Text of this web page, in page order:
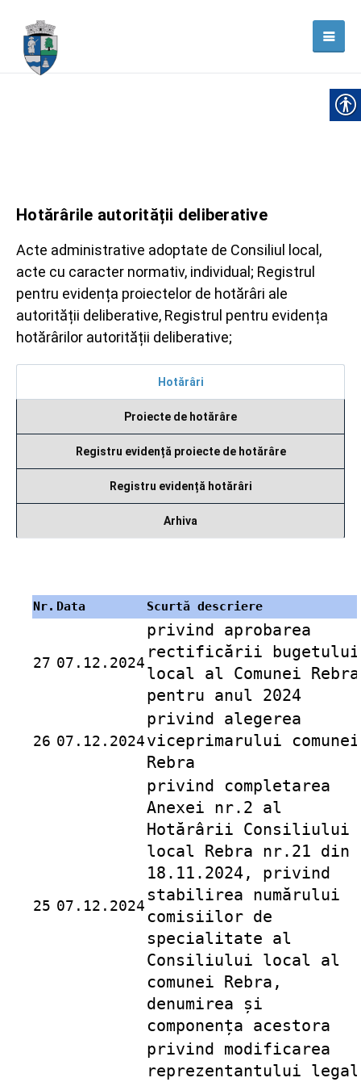
Hotărârile autorității deliberative
Acte administrative adoptate de Consiliul local,
acte cu caracter normativ, individual; Registrul
pentru evidența proiectelor de hotărâri ale
autorității deliberative, Registrul pentru evidența
hotărârilor autorității deliberative;
Hotărâri
Proiecte de hotărâre
Registru evidență proiecte de hotărâre
Registru evidență hotărâri
Arhiva
Nr. Data Scurtă descriere
27 07.12.2024
privind aprobarea
rectificării bugetului
local al Comunei Rebra
pentru anul 2024
26 07.12.2024
privind alegerea
viceprimarului comunei
Rebra
25 07.12.2024
privind completarea
Anexei nr.2 al
Hotărârii Consiliului
local Rebra nr.21 din
18.11.2024, privind
stabilirea numărului
comisiilor de
specialitate al
Consiliului local al
comunei Rebra,
denumirea și
componența acestora
privind modificarea
reprezentantului legal